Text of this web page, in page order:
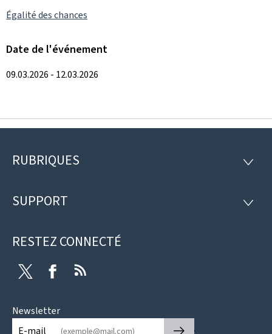
Égalité des chances
Date de l'événement
09.03.2026 - 12.03.2026
Pied
page
RUBRIQUES
SUPPORT
RESTEZ CONNECTÉ
Twitter Facebook
Newsletter
E-mail